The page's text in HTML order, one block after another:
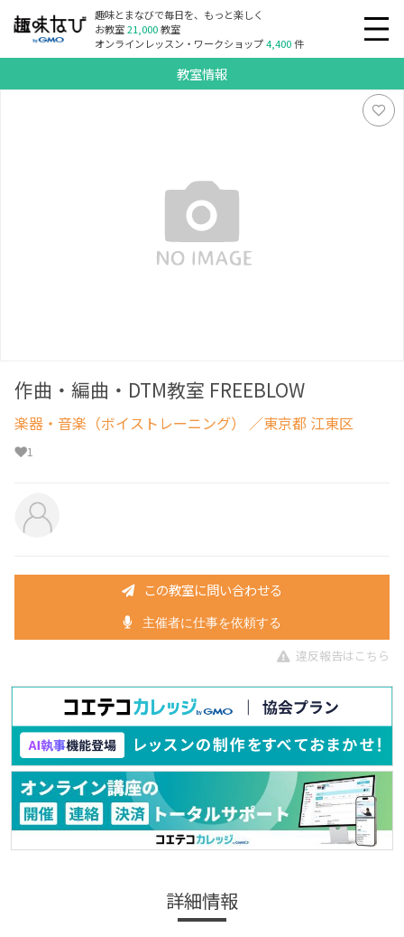
趣味とまなびで毎日を、もっと楽しく
お教室21,000教室
オンラインレッスン・ワークショップ4,400件
教室情報
作曲・編曲・DTM教室 FREEBLOW
楽器・音楽（ボイストレーニング） ／東京都 江東区
1
この教室に問い合わせる
主催者に仕事を依頼する
違反報告はこちら
詳細情報